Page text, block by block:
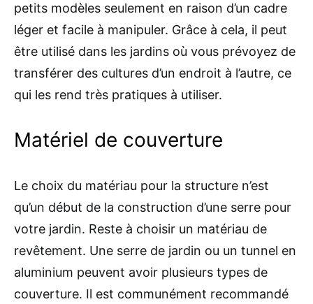
petits modèles seulement en raison d’un cadre
léger et facile à manipuler. Grâce à cela, il peut
être utilisé dans les jardins où vous prévoyez de
transférer des cultures d’un endroit à l’autre, ce
qui les rend très pratiques à utiliser.
Matériel de couverture
Le choix du matériau pour la structure n’est
qu’un début de la construction d’une serre pour
votre jardin. Reste à choisir un matériau de
revêtement. Une serre de jardin ou un tunnel en
aluminium peuvent avoir plusieurs types de
couverture. Il est communément recommandé